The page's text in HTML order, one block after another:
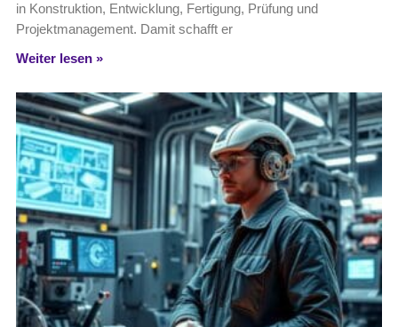
in Konstruktion, Entwicklung, Fertigung, Prüfung und
Projektmanagement. Damit schafft er
Weiter lesen »